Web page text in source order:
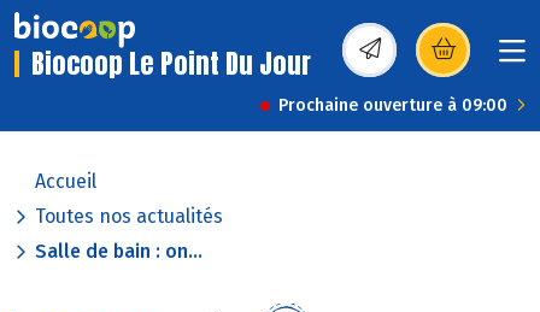
Biocoop Le Point Du Jour (s’ouvre dans une
Prochaine ouverture à 09:00
Accueil
Toutes nos actualités
Salle de bain : on...